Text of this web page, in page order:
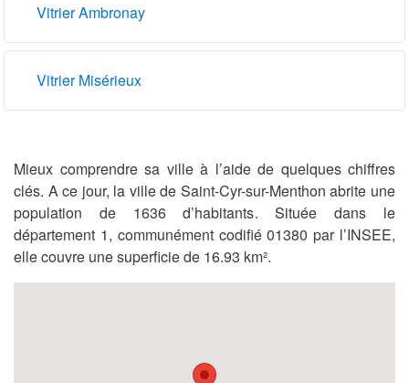
Vitrier Ambronay
Vitrier Misérieux
Mieux comprendre sa ville à l’aide de quelques chiffres
clés. A ce jour, la ville de Saint-Cyr-sur-Menthon abrite une
population de 1636 d’habitants. Située dans le
département 1, communément codifié 01380 par l’INSEE,
elle couvre une superficie de 16.93 km².